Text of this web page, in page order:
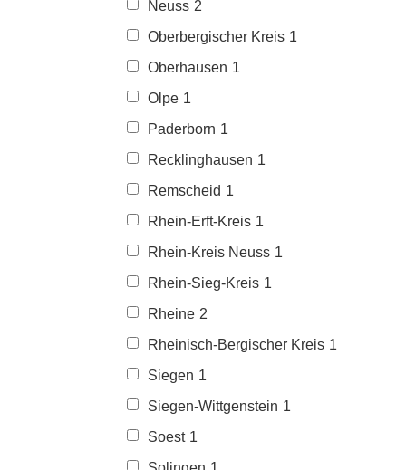
Neuss 2
Oberbergischer Kreis 1
Oberhausen 1
Olpe 1
Paderborn 1
Recklinghausen 1
Remscheid 1
Rhein-Erft-Kreis 1
Rhein-Kreis Neuss 1
Rhein-Sieg-Kreis 1
Rheine 2
Rheinisch-Bergischer Kreis 1
Siegen 1
Siegen-Wittgenstein 1
Soest 1